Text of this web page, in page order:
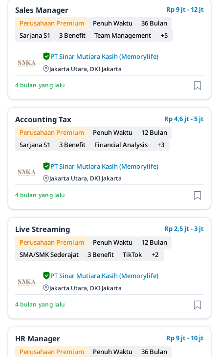
Sales Manager
Rp 9 jt - 12 jt
Perusahaan Premium
Penuh Waktu
36 Bulan
Sarjana S1
3 Benefit Team Management +5
PT Sinar Mutiara Kasih (Memorylife)
Jakarta Utara, DKI Jakarta
4 bulan yang lalu
Accounting Tax
Rp 4,6 jt - 5 jt
Perusahaan Premium
Penuh Waktu
12 Bulan
Sarjana S1
3 Benefit Financial Analysis +3
PT Sinar Mutiara Kasih (Memorylife)
Jakarta Utara, DKI Jakarta
4 bulan yang lalu
Live Streaming
Rp 2,5 jt - 3 jt
Perusahaan Premium
Penuh Waktu
12 Bulan
SMA/SMK Sederajat
3 Benefit TikTok +2
PT Sinar Mutiara Kasih (Memorylife)
Jakarta Utara, DKI Jakarta
4 bulan yang lalu
HR Manager
Rp 9 jt - 10 jt
Perusahaan Premium
Penuh Waktu
36 Bulan